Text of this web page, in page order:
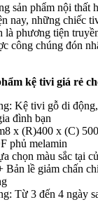
sản phẩm nội thất
nay, những chiếc
là phương tiện
công chúng đón
kệ tivi giá rẻ
Kệ tivi gỗ di
đình bạn
x (R)400 x (C)
phủ melamin
chọn màu sắc tại
Bản lề giảm chấn
Từ 3 đến 4 ngày